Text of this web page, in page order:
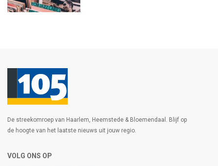
De streekomroep van Haarlem, Heemstede & Bloemendaal. Blijf op
de hoogte van het laatste nieuws uit jouw regio.
VOLG ONS OP